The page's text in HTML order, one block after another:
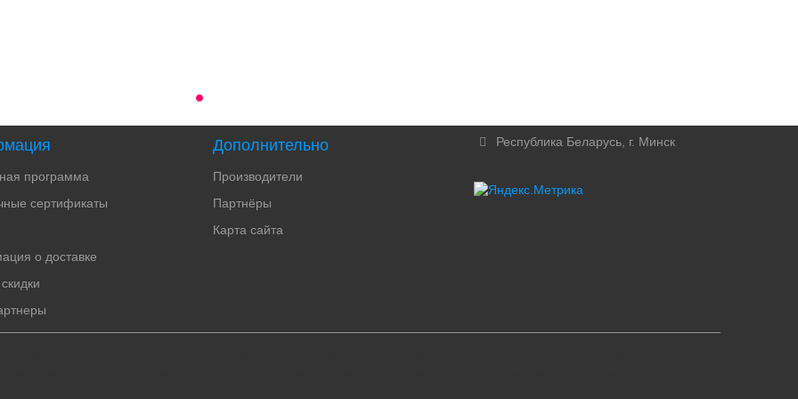
программа
сертификаты
о доставке
Дополнительно
Производители
Партнёры
Карта сайта
Республика Беларусь, г. Минск